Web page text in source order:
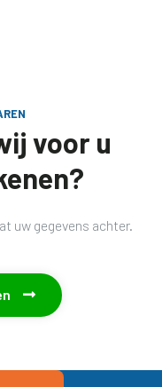
voor u
uw gegevens achter.
